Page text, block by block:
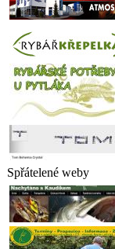
Spřátelené weby